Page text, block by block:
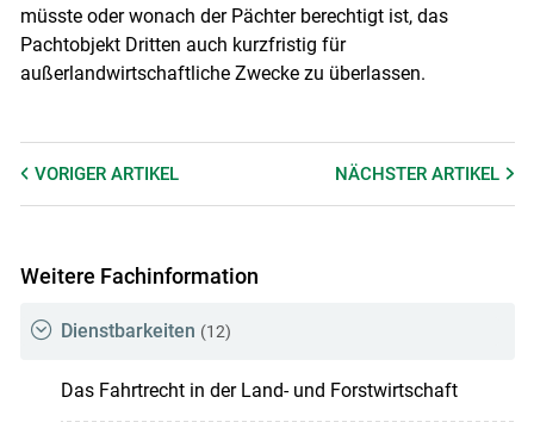
müsste oder wonach der Pächter berechtigt ist, das
Pachtobjekt Dritten auch kurzfristig für
außerlandwirtschaftliche Zwecke zu überlassen.
VORIGER ARTIKEL NÄCHSTERARTIKEL
Weitere Fachinformation
Dienstbarkeiten (12)
Das Fahrtrecht in der Land- und Forstwirtschaft